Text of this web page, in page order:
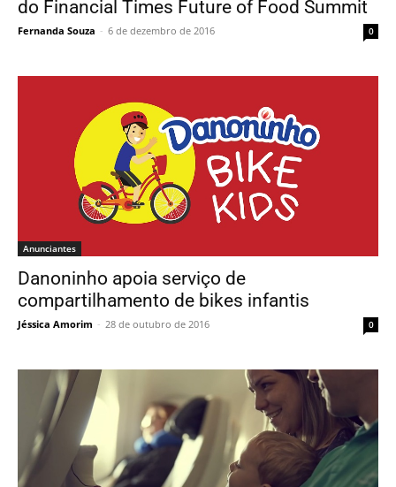
do Financial Times Future of Food Summit
Fernanda Souza - 6 de dezembro de 2016 0
Anunciantes
Danoninho apoia serviço de
compartilhamento de bikes infantis
Jéssica Amorim - 28 de outubro de 2016 0